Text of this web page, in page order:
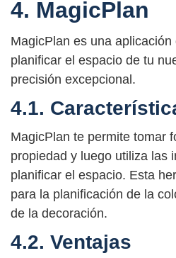
4. MagicPlan
MagicPlan es una
planificar el espacio de tu
precisión excepcional.
4.1.
MagicPlan te permite tomar
propiedad y luego utiliza las
planificar el espacio. Esta
para la planificación de la
de la decoración.
4.2. Ventajas